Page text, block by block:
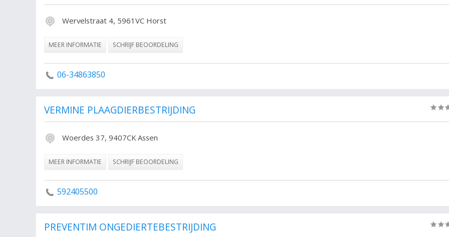
Wervelstraat 4, 5961VC Horst
MEER INFORMATIE SCHRIJF BEOORDELING
06-34863850
VERMINE PLAAGDIERBESTRIJDING
Woerdes 37, 9407CK Assen
MEER INFORMATIE SCHRIJF BEOORDELING
592405500
PREVENTIM ONGEDIERTEBESTRIJDING